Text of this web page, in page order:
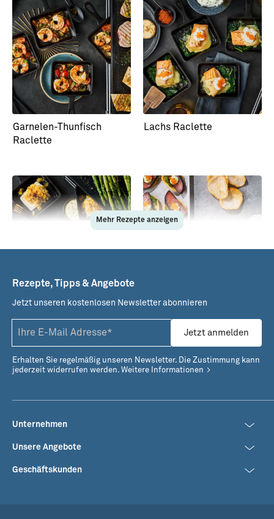
Garnelen-Thunfisch
Raclette
Lachs Raclette
Steinbutt Raclette
Räucherlachs Häppchen
mit Wasabicreme
Mehr Rezepte anzeigen
Unternehmen
Unsere Angebote
Geschäftskunden
Rezepte, Tipps & Angebote
Jetzt unseren kostenlosen Newsletter abonnieren
Jetzt anmelden
Erhalten Sie regelmäßig unseren Newsletter. Die Zustimmung kann
jederzeit widerrufen werden. Weitere Informationen